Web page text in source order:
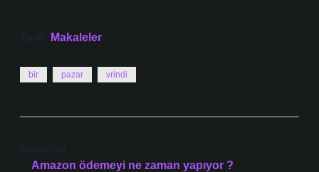
Tarih: Makaleler
bir pazar vrindi
Önceki Yazı
Amazon ödemeyi ne zaman yapıyor ?